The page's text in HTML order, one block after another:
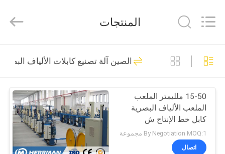
مسكن
منتجات
معلومات
Machinery
Co.,ltd.
Reserved.
ECER
سلك كابل آلة
109
المنتجات
الصين آلة تصنيع كابلات الألياف
15-50 ملليمتر الملعب
الملعب الألياف البصرية
كابل خط الإنتاج ش
ستراندر التعب مقاومة
By Negotiation MOQ:1 مجموعة
اتصال